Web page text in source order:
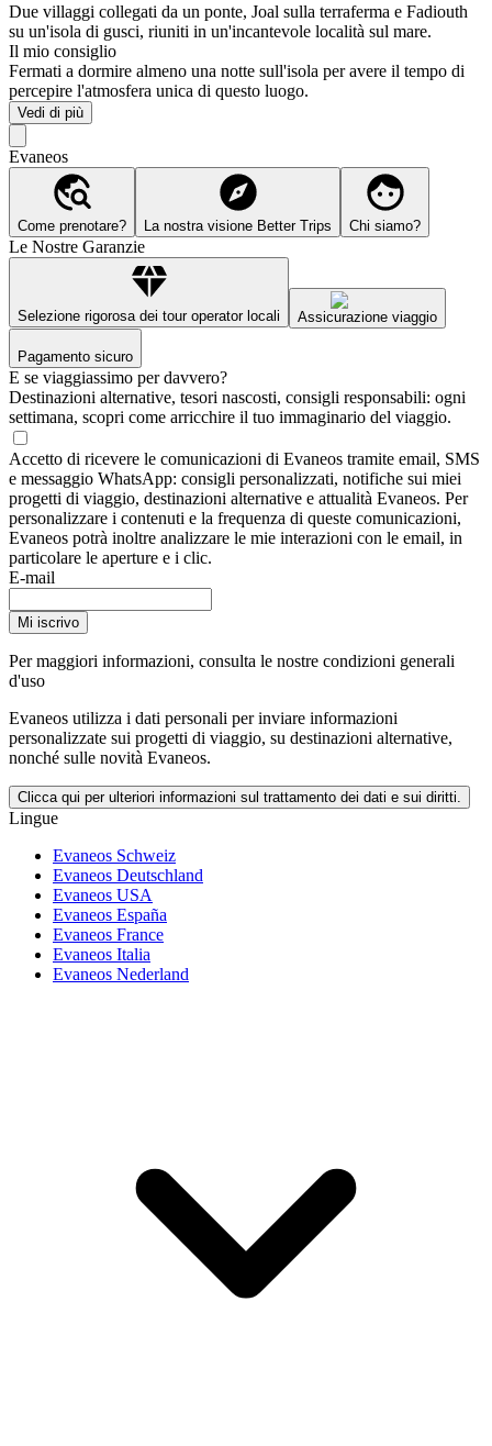
Due villaggi collegati da un ponte, Joal sulla terraferma e Fadiouth
su un'isola di gusci, riuniti in un'incantevole località sul mare.
Il mio consiglio
Fermati a dormire almeno una notte sull'isola per avere il tempo di
percepire l'atmosfera unica di questo luogo.
Vedi di più
Evaneos
Come prenotare? La nostra visione Better Trips Chi siamo?
Le Nostre Garanzie
Selezione rigorosa dei tour operator locali Assicurazione viaggio
Pagamento sicuro
E se viaggiassimo per davvero?
Destinazioni alternative, tesori nascosti, consigli responsabili: ogni
settimana, scopri come arricchire il tuo immaginario del viaggio.
Accetto di ricevere le comunicazioni di Evaneos tramite email, SMS
e messaggio WhatsApp: consigli personalizzati, notifiche sui miei
progetti di viaggio, destinazioni alternative e attualità Evaneos. Per
personalizzare i contenuti e la frequenza di queste comunicazioni,
Evaneos potrà inoltre analizzare le mie interazioni con le email, in
particolare le aperture e i clic.
E-mail
Mi iscrivo
Per maggiori informazioni, consulta le nostre condizioni generali
d'uso
Evaneos utilizza i dati personali per inviare informazioni
personalizzate sui progetti di viaggio, su destinazioni alternative,
nonché sulle novità Evaneos.
Clicca qui per ulteriori informazioni sul trattamento dei dati e sui diritti.
Lingue
Evaneos Schweiz
Evaneos Deutschland
Evaneos USA
Evaneos España
Evaneos France
Evaneos Italia
Evaneos Nederland